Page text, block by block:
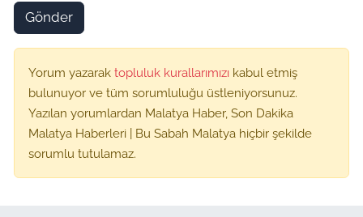
Gönder
Yorum yazarak topluluk kurallarımızı kabul etmiş
bulunuyor ve tüm sorumluluğu üstleniyorsunuz.
Yazılan yorumlardan Malatya Haber, Son Dakika
Malatya Haberleri | Bu Sabah Malatya hiçbir şekilde
sorumlu tutulamaz.